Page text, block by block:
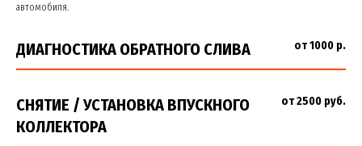
автомобиля.
ДИАГНОСТИКА ОБРАТНОГО СЛИВА от 1000 р.
СНЯТИЕ / УСТАНОВКА ВПУСКНОГО
КОЛЛЕКТОРА
от 2500 руб.